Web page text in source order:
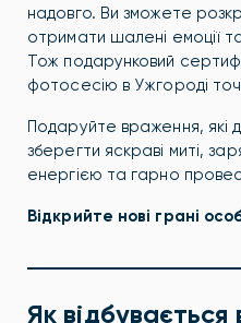
надовго. Ви зможете
отримати шалені емоції
Тож подарунковий
фотосесію в Ужгороді
Подаруйте враження, які
зберегти яскраві миті,
енергією та гарно
Відкрийте нові грані
Як